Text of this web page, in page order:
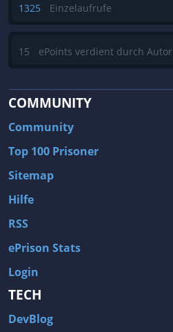
1325 Einzelaufrufe
15 ePoints verdient durch Autor
COMMUNITY
Community
Top 100 Prisoner
Sitemap
Hilfe
RSS
ePrison Stats
Login
TECH
DevBlog